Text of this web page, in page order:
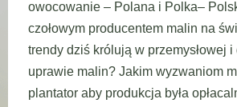
owocowanie – Polana i Polka–
czołowym producentem malin na
trendy dziś królują w przemysłowej
uprawie malin? Jakim wyzwaniom
plantator aby produkcja była